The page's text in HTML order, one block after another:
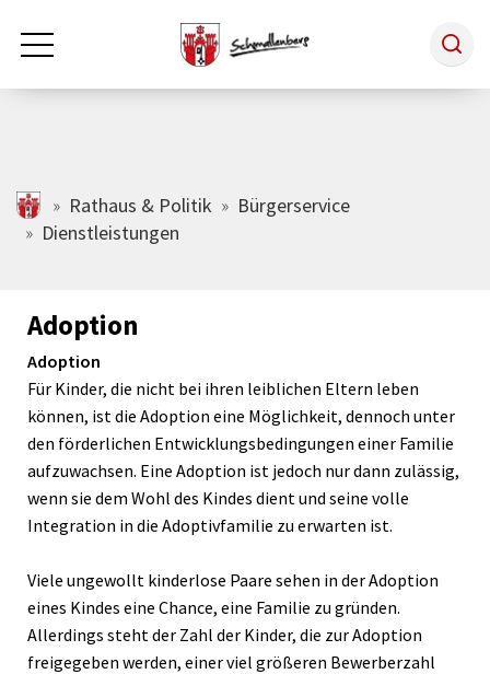
Zum Hauptinhalt springen
Rathaus & Politik
Tourismus
Freizeit & Kultur
Wirtschaft
schmallenberg.de
Rathaus & Politik
Bürgerservice
Dienstleistungen
Adoption
Adoption
Für Kinder, die nicht bei ihren leiblichen Eltern leben
können, ist die Adoption eine Möglichkeit, dennoch unter
den förderlichen Entwicklungsbedingungen einer Familie
aufzuwachsen. Eine Adoption ist jedoch nur dann zulässig,
wenn sie dem Wohl des Kindes dient und seine volle
Integration in die Adoptivfamilie zu erwarten ist.
Viele ungewollt kinderlose Paare sehen in der Adoption
eines Kindes eine Chance, eine Familie zu gründen.
Allerdings steht der Zahl der Kinder, die zur Adoption
freigegeben werden, einer viel größeren Bewerberzahl